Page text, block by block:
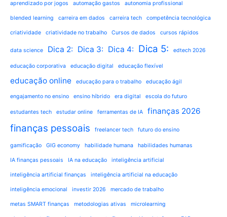
aprendizado por jogos automação gastos autonomia profissional
blended learning carreira em dados carreira tech competência tecnológica
criatividade criatividade no trabalho Cursos de dados cursos rápidos
data science Dica 2: Dica 3: Dica 4: Dica 5: edtech 2026
educação corporativa educação digital educação flexível
educação online educação para o trabalho educação ágil
engajamento no ensino ensino híbrido era digital escola do futuro
estudantes tech estudar online ferramentas de IA finanças 2026
finanças pessoais freelancer tech futuro do ensino
gamificação GIG economy habilidade humana habilidades humanas
IA finanças pessoais IA na educação inteligência artificial
inteligência artificial finanças inteligência artificial na educação
inteligência emocional investir 2026 mercado de trabalho
metas SMART finanças metodologias ativas microlearning